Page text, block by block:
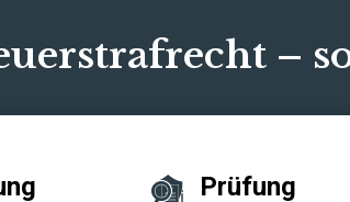
–
Prüfung